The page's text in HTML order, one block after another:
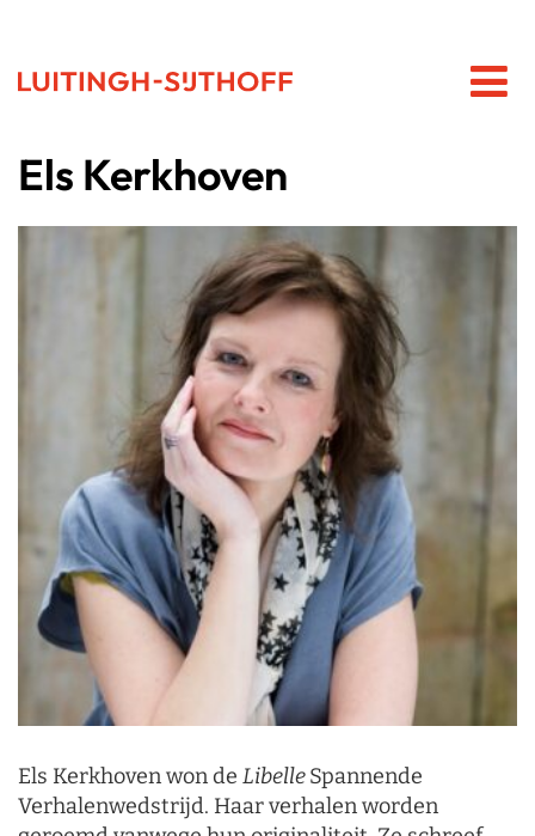
Els Kerkhoven
Els Kerkhoven won de LibelleSpannende
Verhalenwedstrijd. Haar verhalen worden